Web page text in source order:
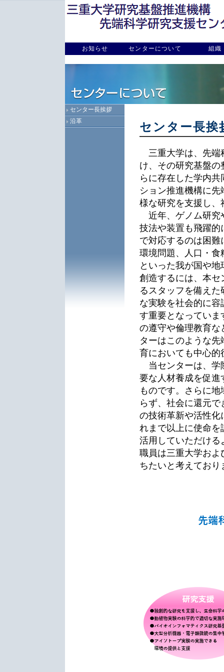
お知らせ センターについて 組織
センター長挨拶
沿革
センター長挨
三重大学は、先端
け、その研究基盤
らに存在した学内
ション推進機構に
様な研究を支援し
近年、ゲノム研究
技法や装置も飛躍
で対応するのは困
環境問題、人口・
といった我が国や
創造するには、本
るスタッフを備え
な実験を社会的に
す重要となってい
の遵守や倫理教育
ターはこのような
育においても中心
当センターは、学
要な人材養成を促
ものです。さらに
らず、社会に還元
の技術革新や活性化
れまで以上に使命
活用していただけ
職員は三重大学お
ちたいと考えており